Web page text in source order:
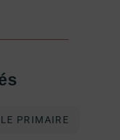
PRIMAIRE